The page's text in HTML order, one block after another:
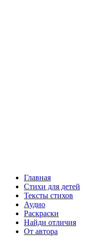
Главная
Стихи для детей
Тексты стихов
Аудио
Раскраски
Найди отличия
От автора